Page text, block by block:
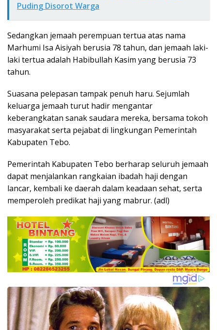
Puding Disorot Warga
Sedangkan jemaah perempuan tertua atas nama
Marhumi Isa Aisiyah berusia 78 tahun, dan jemaah laki-
laki tertua adalah Habibullah Kasim yang berusia 73
tahun.
Suasana pelepasan tampak penuh haru. Sejumlah
keluarga jemaah turut hadir mengantar
keberangkatan sanak saudara mereka, bersama tokoh
masyarakat serta pejabat di lingkungan Pemerintah
Kabupaten Tebo.
Pemerintah Kabupaten Tebo berharap seluruh jemaah
dapat menjalankan rangkaian ibadah haji dengan
lancar, kembali ke daerah dalam keadaan sehat, serta
memperoleh predikat haji yang mabrur. (adl)